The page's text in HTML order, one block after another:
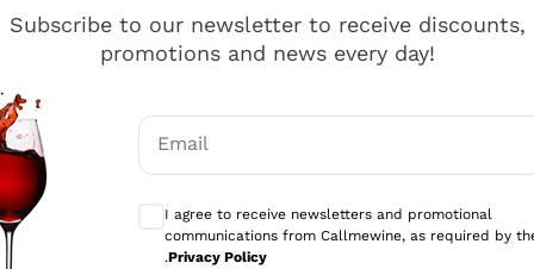
è male ma secondo me ci sono alternative che
Subscribe to our newsletter to receive discounts,
promotions and news every day!
Email
I agree to receive newsletters and promotional
communications from Callmewine, as required by
.Privacy Policy